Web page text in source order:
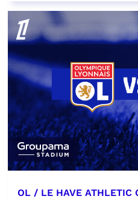
OL / LE HAVE ATHLETIC